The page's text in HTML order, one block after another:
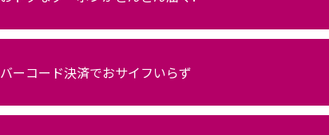
バーコード決済でおサイフいらず